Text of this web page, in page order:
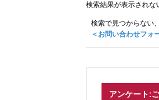
検索結果が表示されな
検索で見つからない
＜お問い合わせフォ
アンケート: